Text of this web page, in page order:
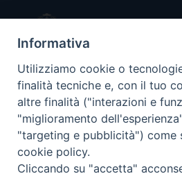
IL VESCOVO MONS.
PIAZZA
VIDEOGALLERY
ORARI S. MESSE
MODULISTICA
Informativa
Utilizziamo cookie o
finalità tecniche e, con il tuo
altre finalità ("interazioni e
"miglioramento
"targeting e pubblicità") come
cookie policy.
Cliccando su "accetta"